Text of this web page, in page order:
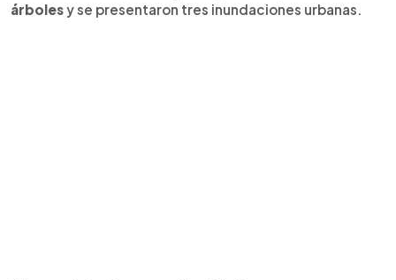
árbolesy se presentaron tres inundaciones urbanas.